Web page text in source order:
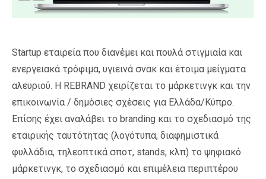
Startup εταιρεία που διανέμει και πουλά στιγμιαία και
ενεργειακά τρόφιμα, υγιεινά σνακ και έτοιμα μείγματα
αλευριού. Η REBRAND χειρίζεται το μάρκετινγκ και την
επικοινωνία / δημόσιες σχέσεις για Ελλάδα/Κύπρο.
Επίσης έχει αναλάβει το branding και το σχεδιασμό της
εταιρικής ταυτότητας (λογότυπα, διαφημιστικά
φυλλάδια, τηλεοπτικά σποτ, stands, κλπ) το ψηφιακό
μάρκετινγκ, το σχεδιασμό και επιμέλεια περιπτέρου